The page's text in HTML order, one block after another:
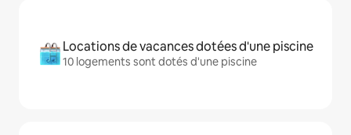
Locations de vacances dotées d'une piscine
10 logements sont dotés d'une piscine